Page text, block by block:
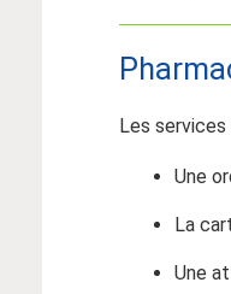
Les
Une
La
Une